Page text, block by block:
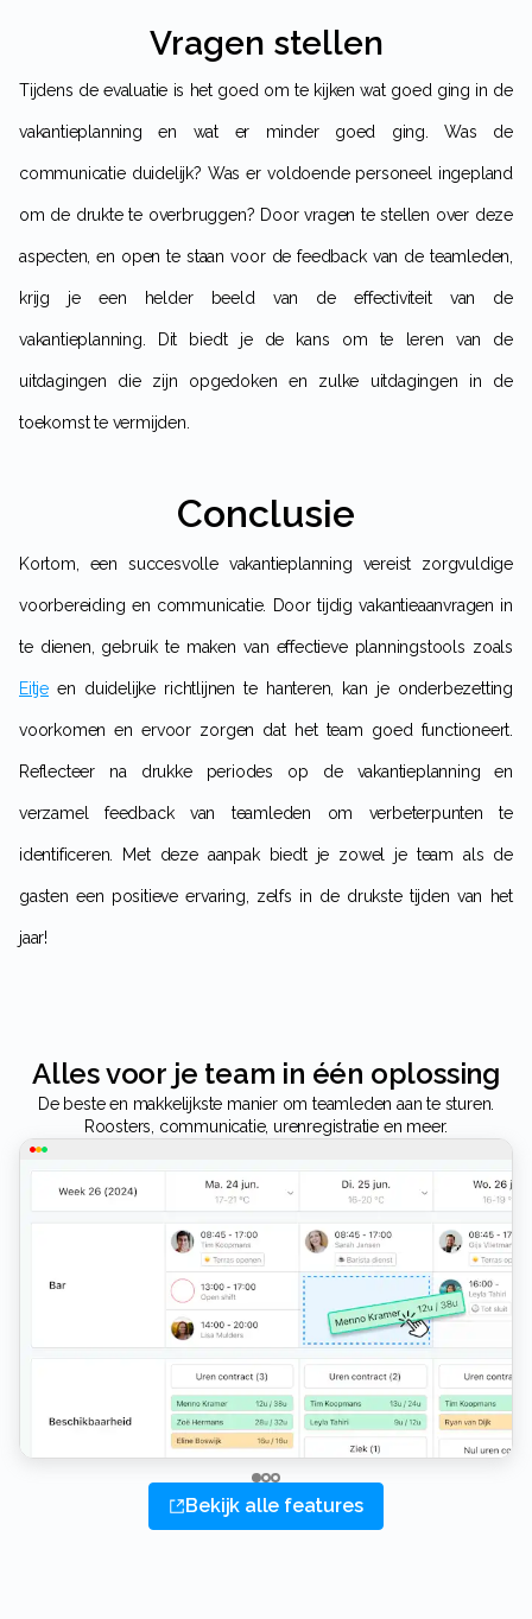
Vragen stellen
Tijdens de evaluatie is het goed om te kijken wat goed ging in de
vakantieplanning en wat er minder goed ging. Was de
communicatie duidelijk? Was er voldoende personeel ingepland
om de drukte te overbruggen? Door vragen te stellen over deze
aspecten, en open te staan voor de feedback van de teamleden,
krijg je een helder beeld van de effectiviteit van de
vakantieplanning. Dit biedt je de kans om te leren van de
uitdagingen die zijn opgedoken en zulke uitdagingen in de
toekomst te vermijden.
Conclusie
Kortom, een succesvolle vakantieplanning vereist zorgvuldige
voorbereiding en communicatie. Door tijdig vakantieaanvragen in
te dienen, gebruik te maken van effectieve planningstools zoals
Eitje en duidelijke richtlijnen te hanteren, kan je onderbezetting
voorkomen en ervoor zorgen dat het team goed functioneert.
Reflecteer na drukke periodes op de vakantieplanning en
verzamel feedback van teamleden om verbeterpunten te
identificeren. Met deze aanpak biedt je zowel je team als de
gasten een positieve ervaring, zelfs in de drukste tijden van het
jaar!
Alles voor je team in één oplossing
De beste en makkelijkste manier om teamleden aan te sturen.
Roosters, communicatie, urenregistratie en meer.
Bekijk alle features